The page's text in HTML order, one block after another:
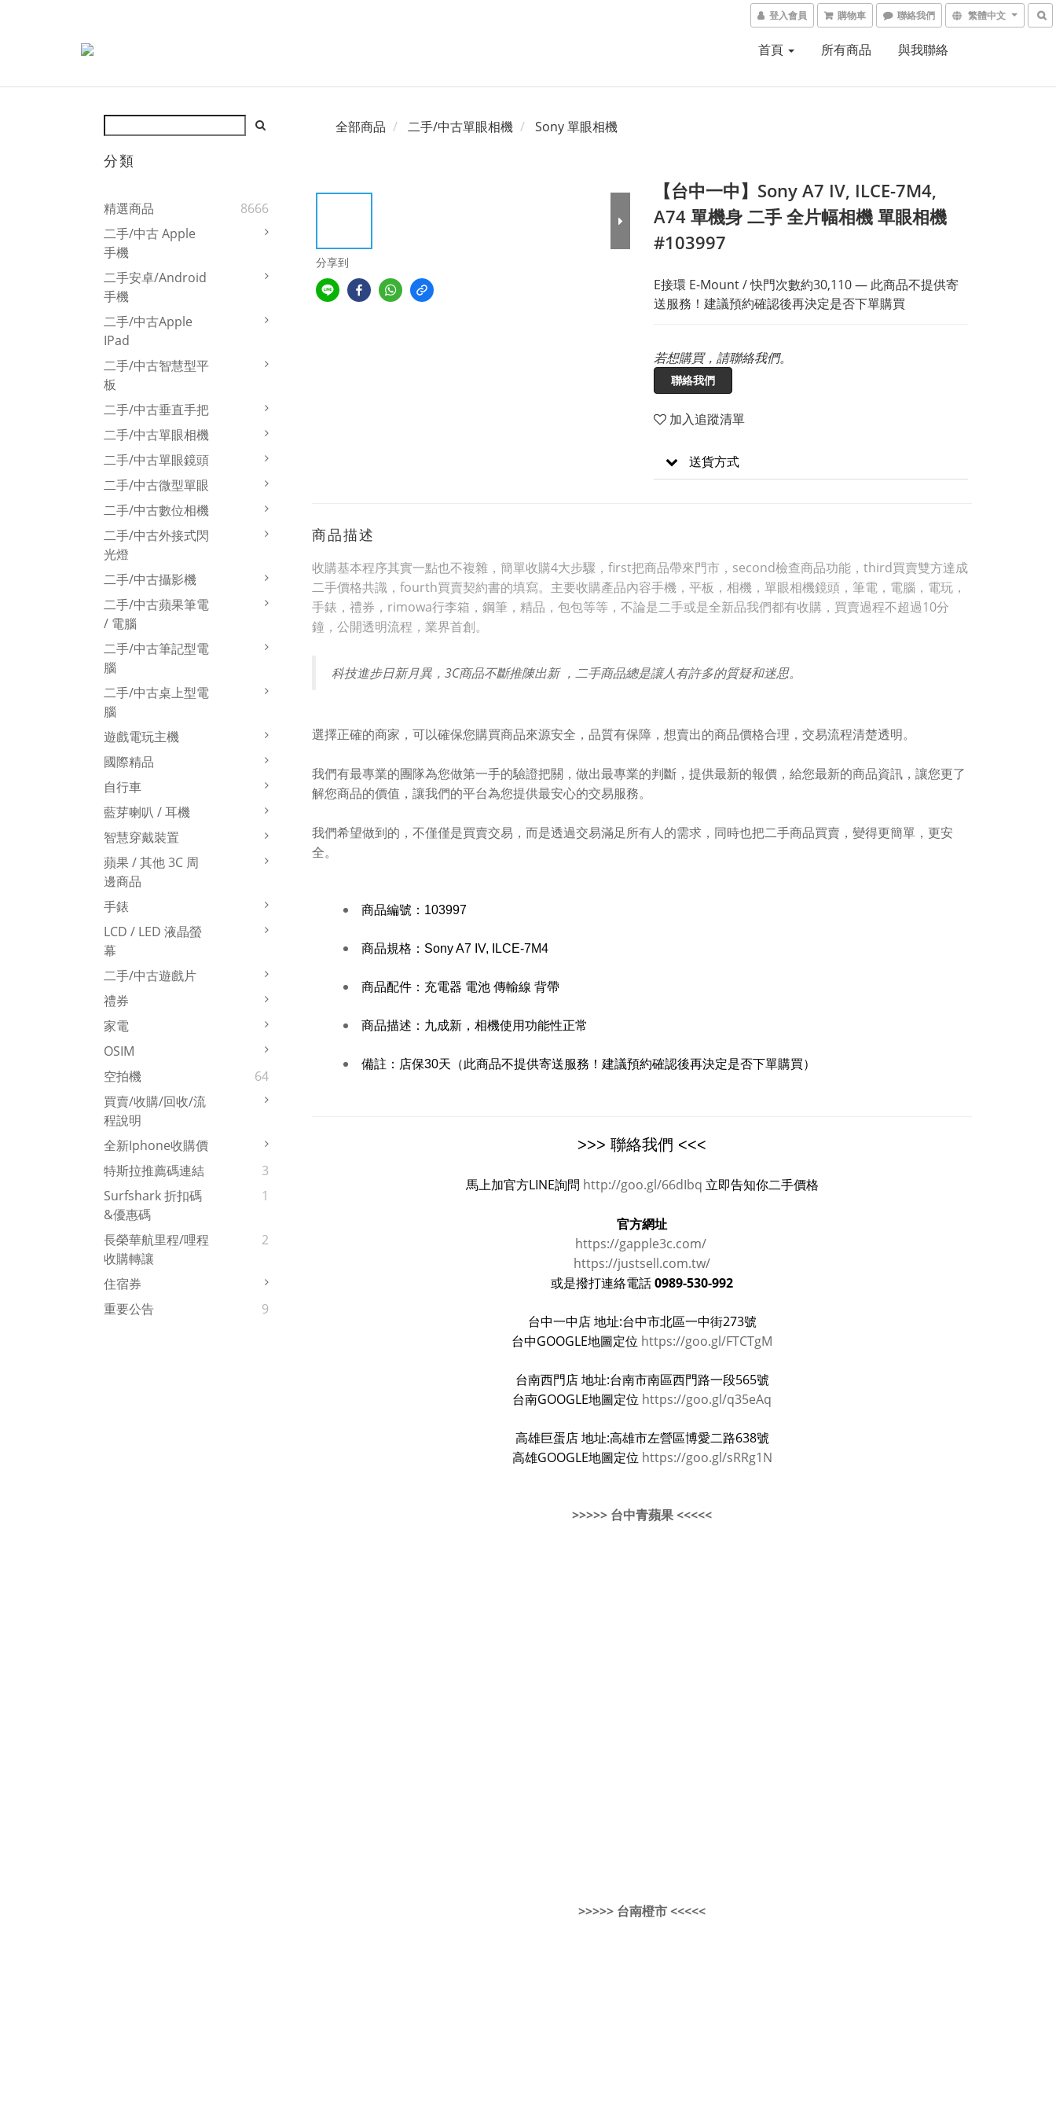
登入會員 購物車 聯絡我們 繁體中文
首頁 所有商品 與我聯絡
分類
精選商品
8666
二手/中古 Apple
手機
二手安卓/Android
手機
二手/中古Apple
IPad
二手/中古智慧型平
板
二手/中古垂直手把
二手/中古單眼相機
二手/中古單眼鏡頭
二手/中古微型單眼
二手/中古數位相機
二手/中古外接式閃
光燈
二手/中古攝影機
二手/中古蘋果筆電
/ 電腦
二手/中古筆記型電
腦
二手/中古桌上型電
腦
遊戲電玩主機
國際精品
自行車
藍芽喇叭 / 耳機
智慧穿戴裝置
蘋果 / 其他 3C 周
邊商品
手錶
LCD / LED 液晶螢
幕
二手/中古遊戲片
禮券
家電
OSIM
空拍機
64
買賣/收購/回收/流
程說明
全新iphone收購價
特斯拉推薦碼連結
3
Surfshark 折扣碼
&優惠碼
1
長榮華航里程/哩程
收購轉讓
2
住宿券
重要公告
9
全部商品 二手/中古單眼相機 Sony 單眼相機
分享到
【台中一中】Sony A7 IV, ILCE-7M4,
A74 單機身 二手 全片幅相機 單眼相機
#103997
E接環 E-Mount / 快門次數約30,110 — 此商品不提供寄
送服務！建議預約確認後再決定是否下單購買
若想購買，請聯絡我們。
聯絡我們
加入追蹤清單
送貨方式
商品描述
收購基本程序其實一點也不複雜，簡單收購4大步驟，first把商品帶來門市，second檢查商品功能，third買賣雙方達成
二手價格共識，fourth買賣契約書的填寫。主要收購產品內容手機，平板，相機，單眼相機鏡頭，筆電，電腦，電玩，
手錶，禮券，rimowa行李箱，鋼筆，精品，包包等等，不論是二手或是全新品我們都有收購，買賣過程不超過10分
鐘，公開透明流程，業界首創。
科技進步日新月異，3C商品不斷推陳出新 ，二手商品總是讓人有許多的質疑和迷思。
選擇正確的商家，可以確保您購買商品來源安全，品質有保障，想賣出的商品價格合理，交易流程清楚透明。
我們有最專業的團隊為您做第一手的驗證把關，做出最專業的判斷，提供最新的報價，給您最新的商品資訊，讓您更了
解您商品的價值，讓我們的平台為您提供最安心的交易服務。
我們希望做到的，不僅僅是買賣交易，而是透過交易滿足所有人的需求，同時也把二手商品買賣，變得更簡單，更安
全。
商品編號： 103997
商品規格： Sony A7 IV, ILCE-7M4
商品配件： 充電器 電池 傳輸線 背帶
商品描述： 九成新，相機使用功能性正常
備註： 店保30天（此商品不提供寄送服務！建議預約確認後再決定是否下單購買）
>>> 聯絡我們 <<<
馬上加官方LINE詢問 http://goo.gl/66dIbq 立即告知你二手價格
官方網址
https://gapple3c.com/
https://justsell.com.tw/
或是撥打連絡電話 0989-530-992
台中一中店 地址:台中市北區一中街273號
台中GOOGLE地圖定位 https://goo.gl/FTCTgM
台南西門店 地址:台南市南區西門路一段565號
台南GOOGLE地圖定位 https://goo.gl/q35eAq
高雄巨蛋店 地址:高雄市左營區博愛二路638號
高雄GOOGLE地圖定位 https://goo.gl/sRRg1N
>>>>> 台中青蘋果 <<<<<
>>>>> 台南橙市 <<<<<